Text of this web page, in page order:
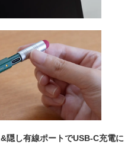
隠し有線ポートでUSB-C充電に